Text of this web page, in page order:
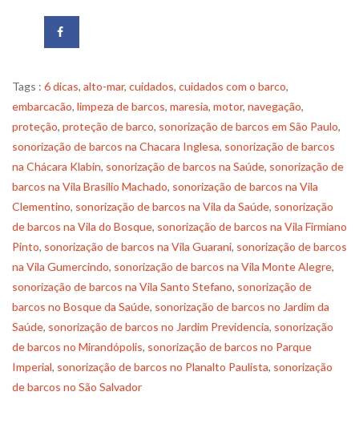
Tags : 6 dicas, alto-mar, cuidados, cuidados com o barco,
embarcacão, limpeza de barcos, maresia, motor, navegação,
proteção, proteção de barco, sonorização de barcos em São Paulo,
sonorização de barcos na Chacara Inglesa, sonorização de barcos
na Chácara Klabin, sonorização de barcos na Saúde, sonorização de
barcos na Vila Brasilio Machado, sonorização de barcos na Vila
Clementino, sonorização de barcos na Vila da Saúde, sonorização
de barcos na Vila do Bosque, sonorização de barcos na Vila Firmiano
Pinto, sonorização de barcos na Vila Guarani, sonorização de barcos
na Vila Gumercindo, sonorização de barcos na Vila Monte Alegre,
sonorização de barcos na Vila Santo Stefano, sonorização de
barcos no Bosque da Saúde, sonorização de barcos no Jardim da
Saúde, sonorização de barcos no Jardim Previdencia, sonorização
de barcos no Mirandópolis, sonorização de barcos no Parque
Imperial, sonorização de barcos no Planalto Paulista, sonorização
de barcos no São Salvador